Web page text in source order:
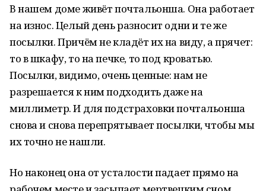
В нашем доме живёт почтальонша. Она работает
на износ. Целый день разносит одни и те же
посылки. Причём не кладёт их на виду, а прячет:
то в шкафу, то на печке, то под кроватью.
Посылки, видимо, очень ценные: нам не
разрешается к ним подходить даже на
миллиметр. И для подстраховки почтальонша
снова и снова перепрятывает посылки, чтобы мы
их точно не нашли.
Но наконец она от усталости падает прямо на